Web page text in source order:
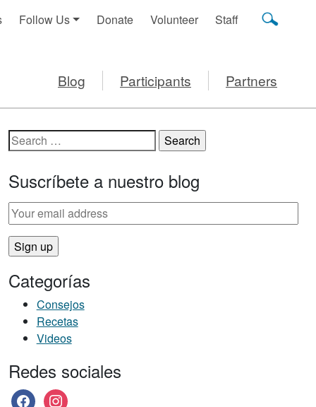
Follow Us Donate Volunteer Staff
Blog Participants Partners
Search for:
Suscríbete a nuestro blog
Categorías
Consejos
Recetas
Videos
Redes sociales
facebookinstagram